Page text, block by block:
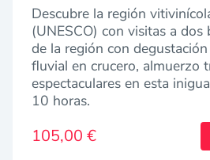
Descubre la región
(UNESCO) con visitas a dos
de la región con
fluvial en crucero, almuerzo
espectaculares en esta
10 horas.
105,00 €